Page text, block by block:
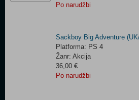
Po narudžbi
Sackboy Big Adventure
Platforma: PS 4
Žanr: Akcija
36,00 €
Po narudžbi